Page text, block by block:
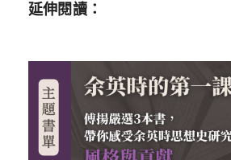
延伸閱讀：